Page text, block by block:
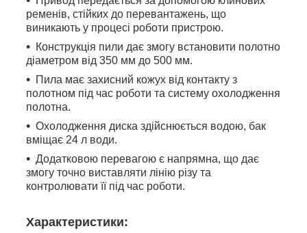
ременів, стійких до перевантажень, що
виникають у процесі роботи пристрою.
Конструкція пили дає змогу встановити полотно
діаметром від 350 мм до 500 мм.
Пила має захисний кожух від контакту з
полотном під час роботи та систему охолодження
полотна.
Охолодження диска здійснюється водою, бак
вміщає 24 л води.
Додатковою перевагою є напрямна, що дає
змогу точно виставляти лінію різу та
контролювати її під час роботи.
Характеристики: